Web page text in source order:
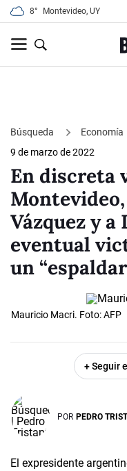
8° Montevideo, UY
Búsqueda Economía
9 de marzo de 2022
En discreta
Vázquez y a
eventual
un
Mauricio Macri. Foto: AFP
+ Seguir
POR PEDRO
El expresidente